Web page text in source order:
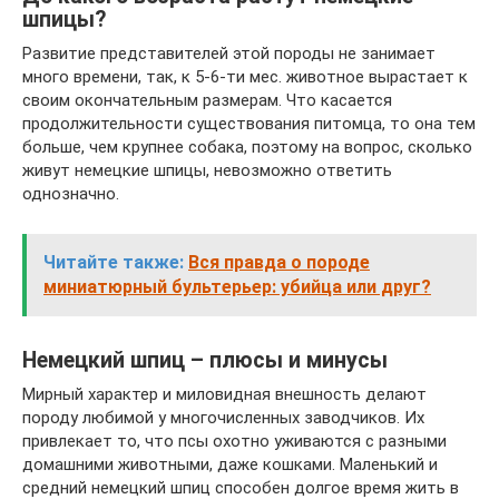
шпицы?
Развитие представителей этой породы не занимает
много времени, так, к 5-6-ти мес. животное вырастает к
своим окончательным размерам. Что касается
продолжительности существования питомца, то она тем
больше, чем крупнее собака, поэтому на вопрос, сколько
живут немецкие шпицы, невозможно ответить
однозначно.
Читайте также: Вся правда о породе
миниатюрный бультерьер: убийца или друг?
Немецкий шпиц – плюсы и минусы
Мирный характер и миловидная внешность делают
породу любимой у многочисленных заводчиков. Их
привлекает то, что псы охотно уживаются с разными
домашними животными, даже кошками. Маленький и
средний немецкий шпиц способен долгое время жить в